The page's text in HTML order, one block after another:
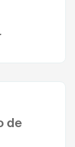
de